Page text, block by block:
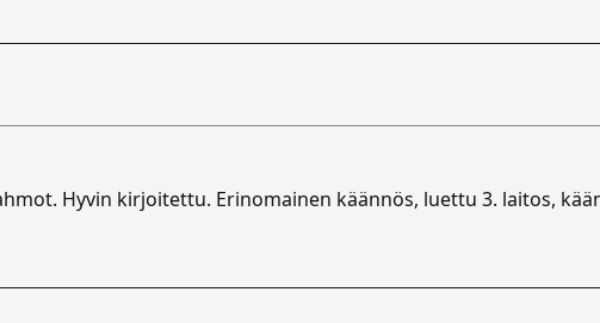
Hyvin kirjoitettu. Erinomainen käännös, luettu 3. laitos,